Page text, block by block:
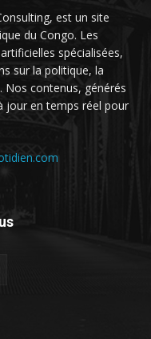
est un site
du Congo. Les
spécialisées,
sur la politique, la
Nos contenus, générés
jour en temps réel pour